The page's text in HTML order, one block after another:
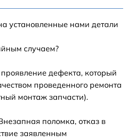
установленные нами детали
случаем?
дефекта, который
проведенного ремонта
монтаж запчасти).
поломка, отказ в
заявленным